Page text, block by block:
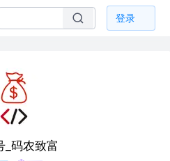
登录
_码农致富